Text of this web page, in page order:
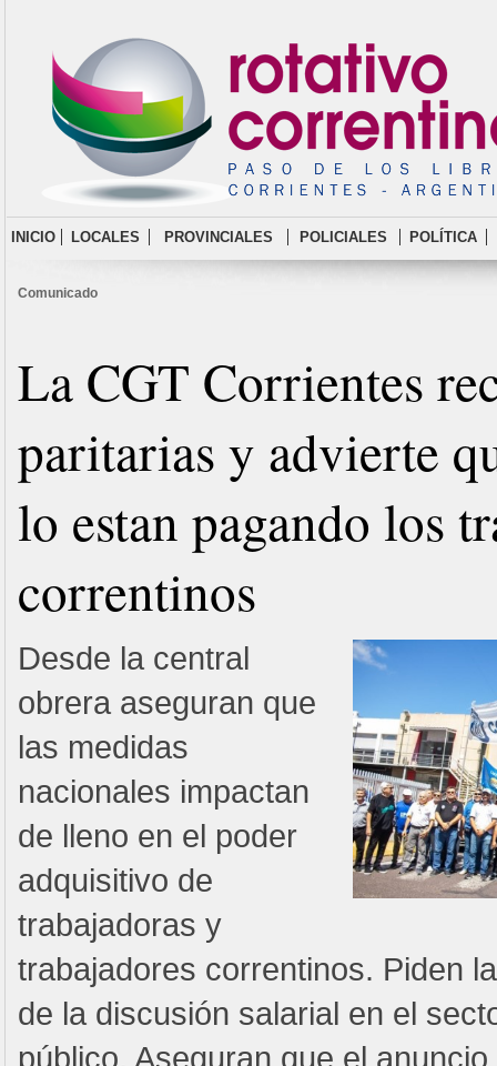
INICIO LOCALES PROVINCIALES POLICIALES POLÍTICA
Comunicado
La CGT Corrientes
paritarias y advierte
lo estan pagando los
correntinos
Desde la central
obrera aseguran que
las medidas
nacionales impactan
de lleno en el poder
adquisitivo de
trabajadoras y
trabajadores correntinos. Piden
de la discusión salarial en el
público. Aseguran que el